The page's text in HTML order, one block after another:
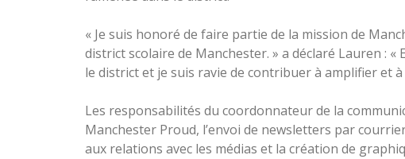
« Je suis honoré de faire partie de la mission de
district scolaire de Manchester. » a déclaré Lauren :
le district et je suis ravie de contribuer à amplifier et
Les responsabilités du coordonnateur de la
Manchester Proud, l’envoi de newsletters par
aux relations avec les médias et la création de